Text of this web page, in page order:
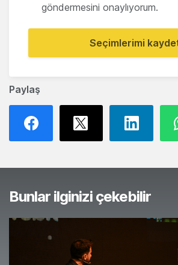
Paylaş
göndermesini onaylıyorum.
Seçimlerimi
Bunlar ilginizi çekebilir